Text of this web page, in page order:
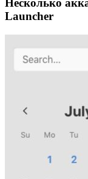
Несколько
Launcher